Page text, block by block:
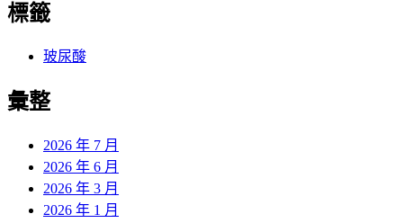
標籤
玻尿酸
彙整
2026 年 7 月
2026 年 6 月
2026 年 3 月
2026 年 1 月